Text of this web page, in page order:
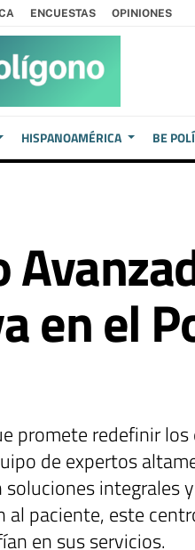
ENCUESTAS OPINIONES
HISPANOAMÉRICA BE
en el
promete redefinir
de expertos
integrales
paciente, este
en sus servicios.